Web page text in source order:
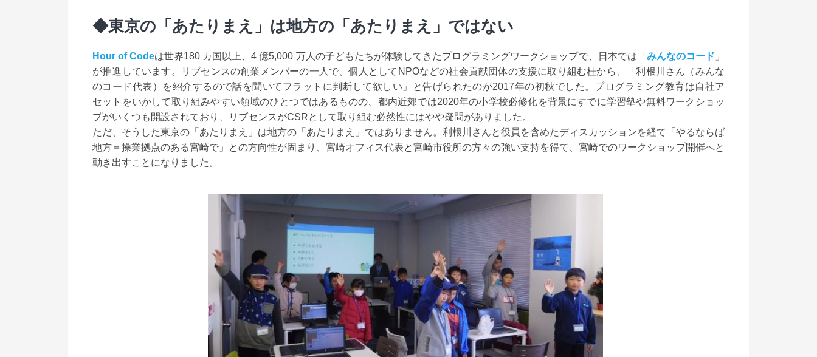
◆東京の「あたりまえ」は地方の「あたりまえ」ではない
Hour of Codeは世界180 カ国以上、4 億5,000 万人の子どもたちが体験してきたプログラミングワークショップで、日本では「 みんなのコード 」
が推進しています。リブセンスの創業メンバーの一人で、個人としてNPOなどの社会貢献団体の支援に取り組む桂から、「利根川さん（みんな
のコード代表）を紹介するので話を聞いてフラットに判断して欲しい」と告げられたのが2017年の初秋でした。プログラミング教育は自社ア
セットをいかして取り組みやすい領域のひとつではあるものの、都内近郊では2020年の小学校必修化を背景にすでに学習塾や無料ワークショッ
プがいくつも開設されており、リブセンスがCSRとして取り組む必然性にはやや疑問がありました。
ただ、そうした東京の「あたりまえ」は地方の「あたりまえ」ではありません。利根川さんと役員を含めたディスカッションを経て「やるならば
地方＝操業拠点のある宮崎で」との方向性が固まり、宮崎オフィス代表と宮崎市役所の方々の強い支持を得て、宮崎でのワークショップ開催へと
動き出すことになりました。